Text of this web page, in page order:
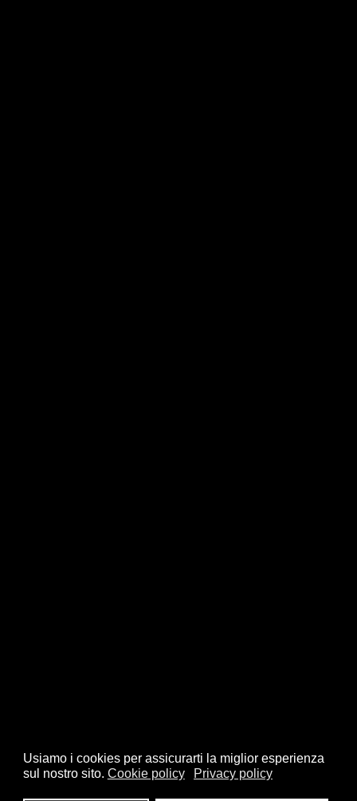
Usiamo i cookies per assicurarti la miglior esperienza
sul nostro sito. Cookie policy Privacy policy